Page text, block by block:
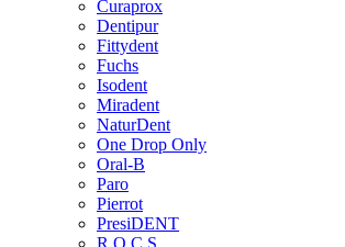
Curaprox
Dentipur
Fittydent
Fuchs
Isodent
Miradent
NaturDent
One Drop Only
Oral-B
Paro
Pierrot
PresiDENT